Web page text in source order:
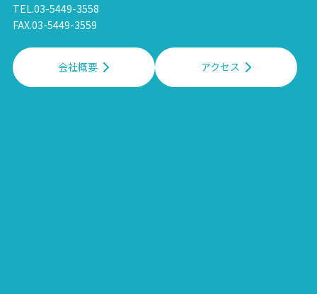
TEL.03-5449-3558
FAX.03-5449-3559
会社概要 アクセス